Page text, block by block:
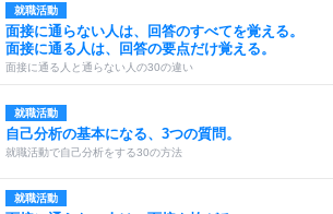
就職活動
面接に通らない人は、回答のすべてを覚える。
面接に通る人は、回答の要点だけ覚える。
面接に通る人と通らない人の30の違い
就職活動
自己分析の基本になる、3つの質問。
就職活動で自己分析をする30の方法
就職活動